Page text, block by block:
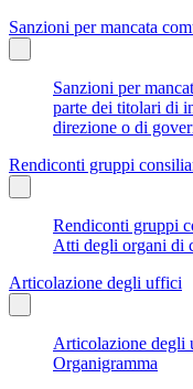
Sanzioni per mancata
Sanzioni per
parte dei titolari di
direzione o di
Rendiconti gruppi
Rendiconti gruppi
Atti degli organi di
Articolazione degli uffici
Articolazione degli
Organigramma